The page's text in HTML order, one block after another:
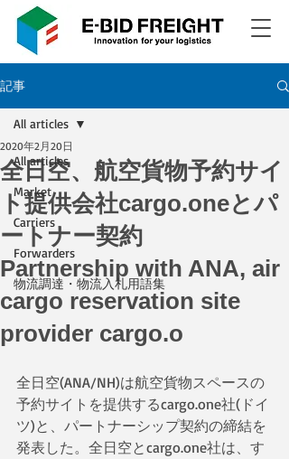
記事
All articles
Market
Carriers
Forwarders
物流調達・物流入札用語集
All articles
全日空、航空貨物予約サイ
ト提供会社cargo.oneとパ
ートナー契約
Partnership with ANA, air
cargo reservation site
provider cargo.o
2020年2月20日
全日空(ANA/NH)は航空貨物スペースの
予約サイトを提供するcargo.one社(ドイ
ツ)と、パートナーシップ契約の締結を
発表した。全日空とcargo.one社は、す